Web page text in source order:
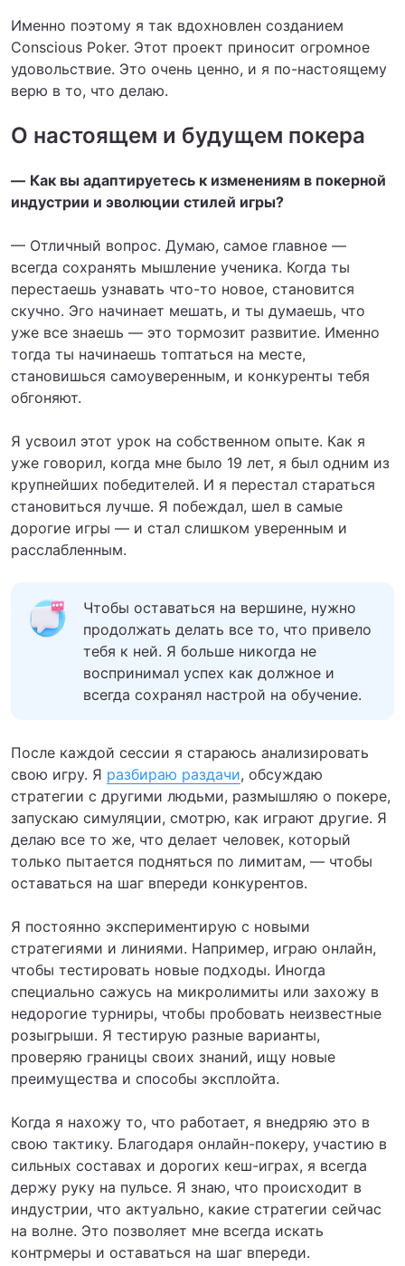
Именно поэтому я так вдохновлен созданием
Conscious Poker. Этот проект приносит огромное
удовольствие. Это очень ценно, и я по-настоящему
верю в то, что делаю.
О настоящем и будущем покера
— Как вы адаптируетесь к изменениям в покерной
индустрии и эволюции стилей игры?
— Отличный вопрос. Думаю, самое главное —
всегда сохранять мышление ученика. Когда ты
перестаешь узнавать что-то новое, становится
скучно. Эго начинает мешать, и ты думаешь, что
уже все знаешь — это тормозит развитие. Именно
тогда ты начинаешь топтаться на месте,
становишься самоуверенным, и конкуренты тебя
обгоняют.
Я усвоил этот урок на собственном опыте. Как я
уже говорил, когда мне было 19 лет, я был одним из
крупнейших победителей. И я перестал стараться
становиться лучше. Я побеждал, шел в самые
дорогие игры — и стал слишком уверенным и
расслабленным.
Чтобы оставаться на вершине, нужно
продолжать делать все то, что привело
тебя к ней. Я больше никогда не
воспринимал успех как должное и
всегда сохранял настрой на обучение.
После каждой сессии я стараюсь анализировать
свою игру. Я разбираю раздачи, обсуждаю
стратегии с другими людьми, размышляю о покере,
запускаю симуляции, смотрю, как играют другие. Я
делаю все то же, что делает человек, который
только пытается подняться по лимитам, — чтобы
оставаться на шаг впереди конкурентов.
Я постоянно экспериментирую с новыми
стратегиями и линиями. Например, играю онлайн,
чтобы тестировать новые подходы. Иногда
специально сажусь на микролимиты или захожу в
недорогие турниры, чтобы пробовать неизвестные
розыгрыши. Я тестирую разные варианты,
проверяю границы своих знаний, ищу новые
преимущества и способы эксплойта.
Когда я нахожу то, что работает, я внедряю это в
свою тактику. Благодаря онлайн-покеру, участию в
сильных составах и дорогих кеш-играх, я всегда
держу руку на пульсе. Я знаю, что происходит в
индустрии, что актуально, какие стратегии сейчас
на волне. Это позволяет мне всегда искать
контрмеры и оставаться на шаг впереди.